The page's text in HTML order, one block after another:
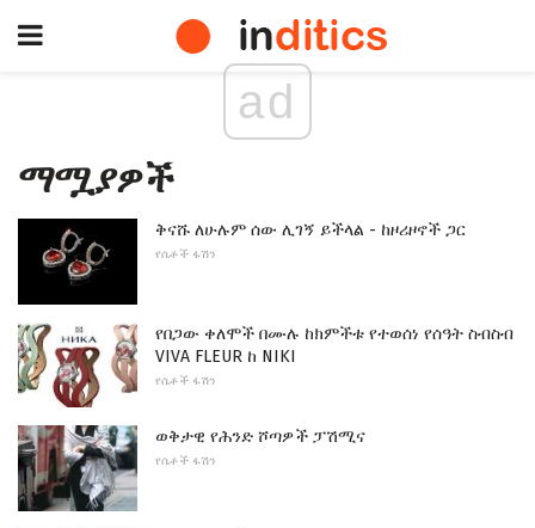
ad
ማሟያዎች
ቅናሹ ለሁሉም ሰው ሊገኝ ይችላል - ከዞሪዞኖች ጋር
የሴቶች ፋሽን
የበጋው ቀለሞች በሙሉ ከክምችቱ የተወሰነ የሰዓት ስብስብ
VIVA FLEUR ከ NIKI
የሴቶች ፋሽን
ወቅታዊ የሕንድ ሾጣዎች ፓሽሚና
የሴቶች ፋሽን